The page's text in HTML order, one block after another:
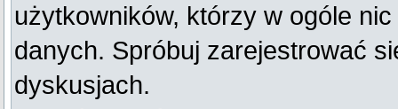
użytkowników, którzy w ogóle
danych. Spróbuj zarejestrować
dyskusjach.